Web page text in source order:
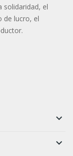
solidaridad, el
de lucro, el
keyboard_arrow_down
keyboard_arrow_down